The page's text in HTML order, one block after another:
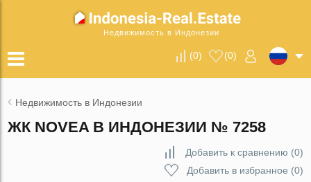
Недвижимость в Индонезии
(0) (0)
Недвижимость в Индонезии
ЖК NOVEA В ИНДОНЕЗИИ № 7258
Добавить к сравнению (0)
Добавить в избранное (0)